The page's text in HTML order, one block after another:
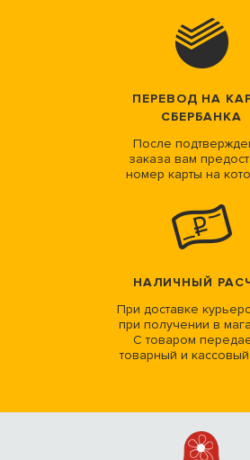
ПЕРЕВОД НА
СБЕРБАНКА
После
заказа вам
номер карты на
НАЛИЧНЫЙ
При доставке
при получении в
С товаром
товарный и